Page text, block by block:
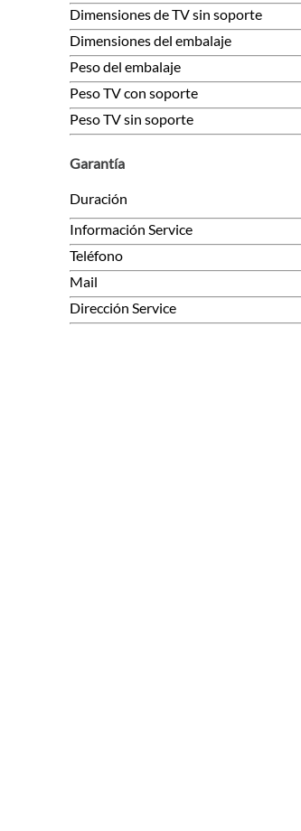
Dimensiones de TV sin soporte
Dimensiones del embalaje
Peso del embalaje
Peso TV con soporte
Peso TV sin soporte
Garantía
Duración
Información Service
Teléfono
Mail
Dirección Service